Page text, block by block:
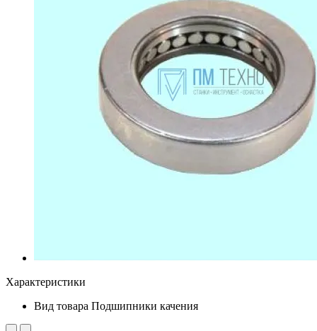
Характеристики
Вид товара Подшипники качения